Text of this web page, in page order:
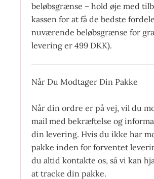
beløbsgrænse – hold øje med
kassen for at få de bedste
nuværende beløbsgrænse for
levering er 499 DKK).
Når Du Modtager Din Pakke
Når din ordre er på vej, vil du
mail med bekræftelse og
din levering. Hvis du ikke har
pakke inden for forventet
du altid kontakte os, så vi kan
at tracke din pakke.